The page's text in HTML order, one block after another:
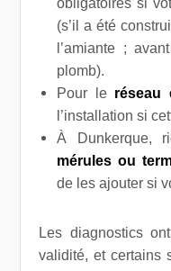
(s’il a été
l’amiante ;
plomb).
Pour le réseau
l’installation si
À Dunkerque,
mérules ou
de les ajouter si
Les diagnostics
validité, et certains